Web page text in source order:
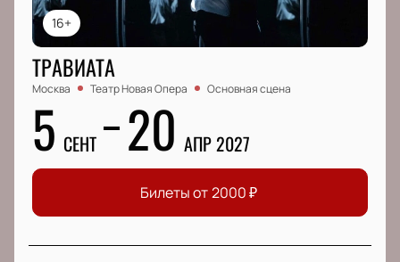
16+
ТРАВИАТА
Москва Театр Новая Опера Основная сцена
5 СЕНТ 20 АПР 2027
Билеты от 2000₽